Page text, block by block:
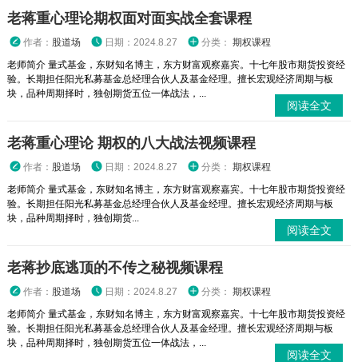
老蒋重心理论期权面对面实战全套课程
作者： 股道场 日期：2024.8.27 分类： 期权课程
老师简介 量式基金，东财知名博主，东方财富观察嘉宾。十七年股市期货投资经
验。长期担任阳光私募基金总经理合伙人及基金经理。擅长宏观经济周期与板
块，品种周期择时，独创期货五位一体战法，...
阅读全文
老蒋重心理论 期权的八大战法视频课程
作者： 股道场 日期：2024.8.27 分类： 期权课程
老师简介 量式基金，东财知名博主，东方财富观察嘉宾。十七年股市期货投资经
验。长期担任阳光私募基金总经理合伙人及基金经理。擅长宏观经济周期与板
块，品种周期择时，独创期货...
阅读全文
老蒋抄底逃顶的不传之秘视频课程
作者： 股道场 日期：2024.8.27 分类： 期权课程
老师简介 量式基金，东财知名博主，东方财富观察嘉宾。十七年股市期货投资经
验。长期担任阳光私募基金总经理合伙人及基金经理。擅长宏观经济周期与板
块，品种周期择时，独创期货五位一体战法，...
阅读全文